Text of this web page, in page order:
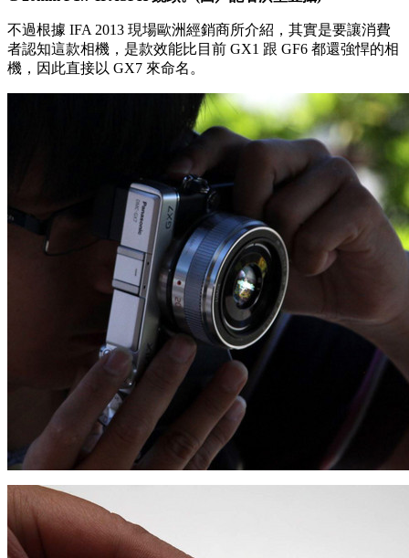
不過根據 IFA 2013 現場歐洲經銷商所介紹，其實是要讓消費
者認知這款相機，是款效能比目前 GX1 跟 GF6 都還強悍的相
機，因此直接以 GX7 來命名。